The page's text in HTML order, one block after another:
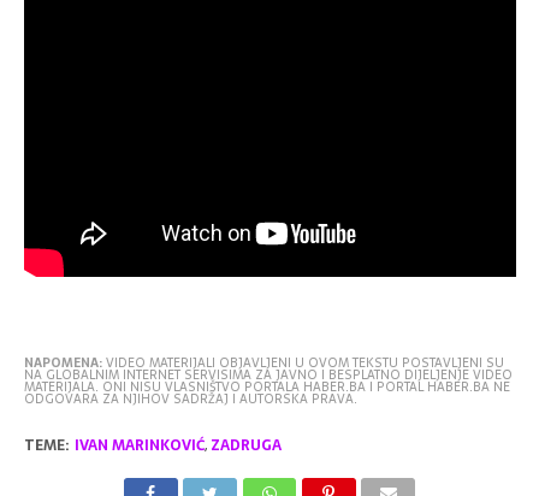
NAPOMENA:VIDEO MATERIJALI OBJAVLJENI U OVOM TEKSTU POSTAVLJENI SU
NA GLOBALNIM INTERNET SERVISIMA ZA JAVNO I BESPLATNO DIJELJENJE VIDEO
MATERIJALA. ONI NISU VLASNIŠTVO PORTALA HABER.BA I PORTAL HABER.BA NE
ODGOVARA ZA NJIHOV SADRŽAJ I AUTORSKA PRAVA.
TEME: IVAN MARINKOVIĆ, ZADRUGA